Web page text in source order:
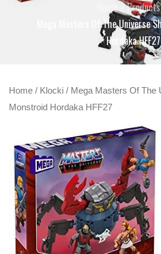
Home
Products
Mega Masters Of The Universe
Hordaka HFF27
Home / Klocki / Mega Masters Of The
Monstroid Hordaka HFF27